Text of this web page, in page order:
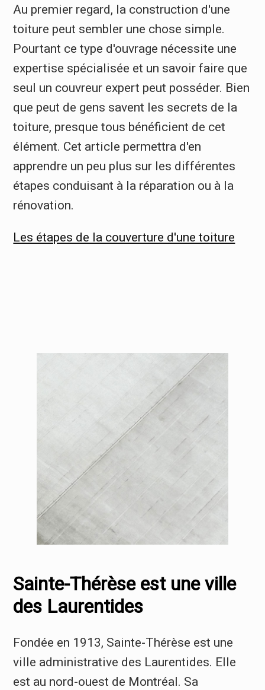
Au premier regard, la construction d'une
toiture peut sembler une chose simple.
Pourtant ce type d'ouvrage nécessite une
expertise spécialisée et un savoir faire que
seul un couvreur expert peut posséder. Bien
que peut de gens savent les secrets de la
toiture, presque tous bénéficient de cet
élément. Cet article permettra d'en
apprendre un peu plus sur les différentes
étapes conduisant à la réparation ou à la
rénovation.
Les étapes de la couverture d'une toiture
Sainte-Thérèse est une ville
des Laurentides
Fondée en 1913, Sainte-Thérèse est une
ville administrative des Laurentides. Elle
est au nord-ouest de Montréal. Sa